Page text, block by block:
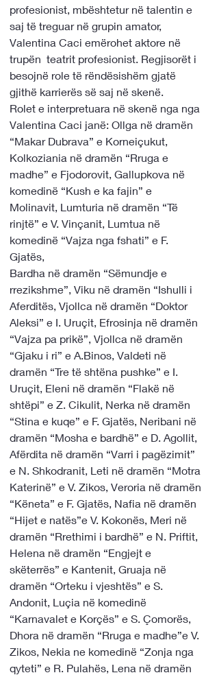
profesionist, mbështetur në talentin e
saj të treguar në grupin amator,
Valentina Caci emërohet aktore në
trupën  teatrit profesionist. Regjisorët i
besojnë role të rëndësishëm gjatë
gjithë karrierës së saj në skenë.
Rolet e interpretuara në skenë nga nga
Valentina Caci janë: Ollga në dramën
“Makar Dubrava” e Korneiçukut,
Kolkoziania në dramën “Rruga e
madhe” e Fjodorovit, Gallupkova në
komedinë “Kush e ka fajin” e
Molinavit, Lumturia në dramën “Të
rinjtë” e V. Vinçanit, Lumtua në
komedinë “Vajza nga fshati” e F.
Gjatës,
Bardha në dramën “Sëmundje e
rrezikshme”, Viku në dramën “Ishulli i
Aferditës, Vjollca në dramën “Doktor
Aleksi” e I. Uruçit, Efrosinja në dramën
“Vajza pa prikë”, Vjollca në dramën
“Gjaku i ri” e A.Binos, Valdeti në
dramën “Tre të shtëna pushke” e I.
Uruçit, Eleni në dramën “Flakë në
shtëpi” e Z. Cikulit, Nerka në dramën
“Stina e kuqe” e F. Gjatës, Neribani në
dramën “Mosha e bardhë” e D. Agollit,
Afërdita në dramën “Varri i pagëzimit”
e N. Shkodranit, Leti në dramën “Motra
Katerinë” e V. Zikos, Veroria në dramën
“Këneta” e F. Gjatës, Nafia në dramën
“Hijet e natës”e V. Kokonës, Meri në
dramën “Rrethimi i bardhë” e N. Priftit,
Helena në dramën “Engjejt e
skëterrës” e Kantenit, Gruaja në
dramën “Orteku i vjeshtës” e S.
Andonit, Luçia në komedinë
“Karnavalet e Korçës” e S. Çomorës,
Dhora në dramën “Rruga e madhe”e V.
Zikos, Nekia ne komedinë “Zonja nga
qyteti” e R. Pulahës, Lena në dramën